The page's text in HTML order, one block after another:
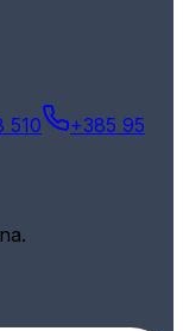
510
+385 95